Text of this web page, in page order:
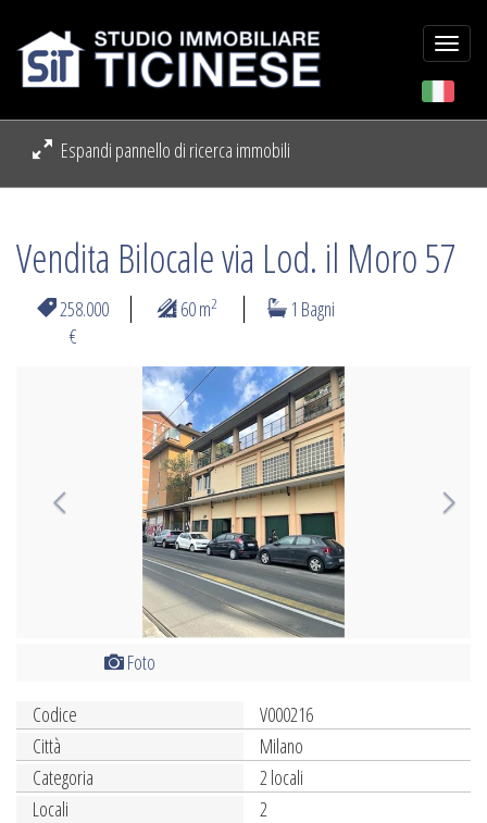
Espandi pannello di ricerca immobili
Vendita Bilocale via Lod. il Moro 57
258.000
€
60 m2 1 Bagni
Foto
Codice
V000216
Città
Milano
Categoria
2 locali
Locali
2